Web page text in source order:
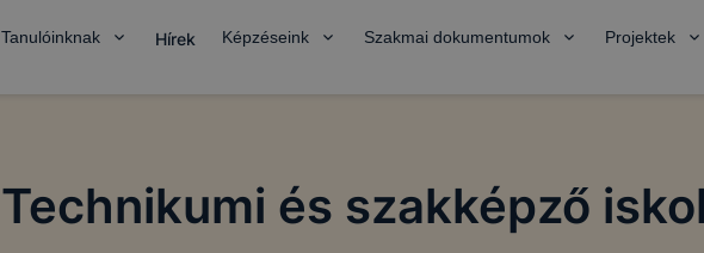
Tanulóinknak Hírek Képzéseink Szakmai dokumentumok Projektek
Technikumi és szakképző